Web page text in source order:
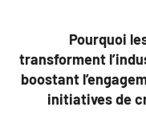
Pourquoi
transforment
boostant
initiatives de